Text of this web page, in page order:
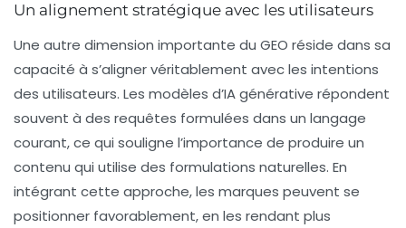
Un alignement stratégique avec les utilisateurs
Une autre dimension importante du GEO réside dans sa
capacité à s’aligner véritablement avec les intentions
des utilisateurs. Les modèles d’IA générative répondent
souvent à des requêtes formulées dans un langage
courant, ce qui souligne l’importance de produire un
contenu qui utilise des formulations naturelles. En
intégrant cette approche, les marques peuvent se
positionner favorablement, en les rendant plus